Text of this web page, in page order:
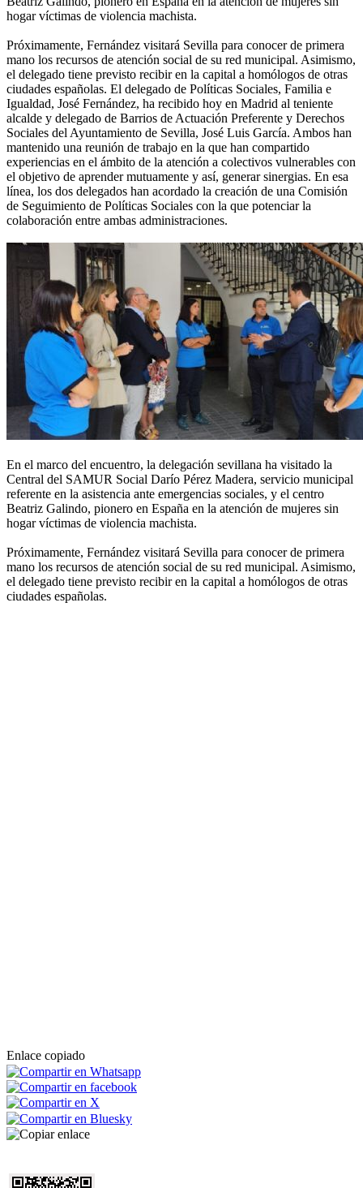
hogar víctimas de violencia machista.
Próximamente, Fernández visitará Sevilla para conocer de primera
mano los recursos de atención social de su red municipal. Asimismo,
el delegado tiene previsto recibir en la capital a homólogos de otras
ciudades españolas. El delegado de Políticas Sociales, Familia e
Igualdad, José Fernández, ha recibido hoy en Madrid al teniente
alcalde y delegado de Barrios de Actuación Preferente y Derechos
Sociales del Ayuntamiento de Sevilla, José Luis García. Ambos han
mantenido una reunión de trabajo en la que han compartido
experiencias en el ámbito de la atención a colectivos vulnerables con
el objetivo de aprender mutuamente y así, generar sinergias. En esa
línea, los dos delegados han acordado la creación de una Comisión
de Seguimiento de Políticas Sociales con la que potenciar la
colaboración entre ambas administraciones.
En el marco del encuentro, la delegación sevillana ha visitado la
Central del SAMUR Social Darío Pérez Madera, servicio municipal
referente en la asistencia ante emergencias sociales, y el centro
Beatriz Galindo, pionero en España en la atención de mujeres sin
hogar víctimas de violencia machista.
Próximamente, Fernández visitará Sevilla para conocer de primera
mano los recursos de atención social de su red municipal. Asimismo,
el delegado tiene previsto recibir en la capital a homólogos de otras
ciudades españolas.
Enlace copiado